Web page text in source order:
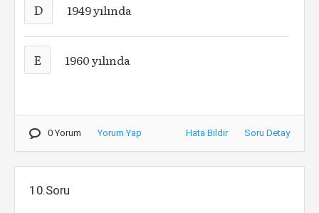
D 1949 yılında
E 1960 yılında
0 Yorum Yorum Yap Hata Bildir Soru Detay
10.Soru